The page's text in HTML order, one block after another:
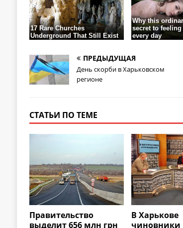
ПРЕДЫДУЩАЯ
День скорби в Харьковском
регионе
СТАТЬИ ПО ТЕМЕ
Правительство
выделит 656 млн грн
В Харькове
чиновники